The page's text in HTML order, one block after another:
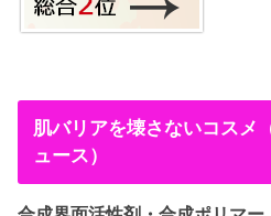
肌バリアを壊さないコスメ
ュース）